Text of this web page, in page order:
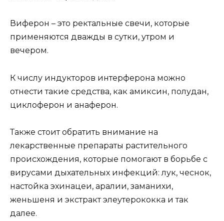
Виферон – это ректальные свечи, которые
применяются дважды в сутки, утром и
вечером.
К числу индукторов интерферона можно
отнести такие средства, как амиксин, полудан,
циклоферон и анаферон.
Также стоит обратить внимание на
лекарственные препараты растительного
происхождения, которые помогают в борьбе с
вирусами дыхательных инфекций: лук, чеснок,
настойка эхинацеи, аралии, заманихи,
женьшеня и экстракт элеутерококка и так
далее.